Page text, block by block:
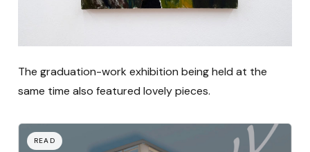
The graduation-work exhibition being held at the
same time also featured lovely pieces.